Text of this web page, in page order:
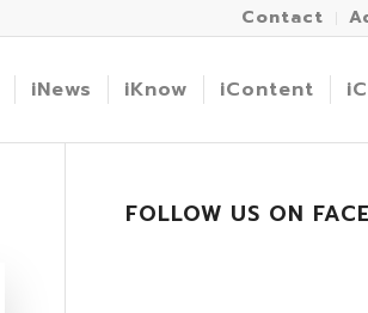
Contact
iNews iKnow iContent
FOLLOW US ON